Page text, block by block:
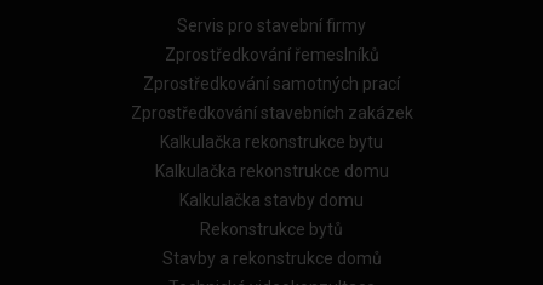
Servis pro stavební firmy
Zprostředkování řemeslníků
Zprostředkování samotných prací
Zprostředkování stavebních zakázek
Kalkulačka rekonstrukce bytu
Kalkulačka rekonstrukce domu
Kalkulačka stavby domu
Rekonstrukce bytů
Stavby a rekonstrukce domů